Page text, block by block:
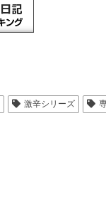
激辛シリーズ